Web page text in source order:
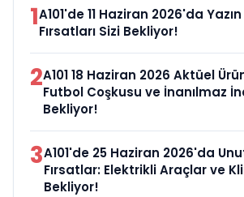
1A101'de 11 Haziran 2026'da
Fırsatları Sizi Bekliyor!
2A101 18 Haziran 2026 Aktüel
Futbol Coşkusu ve İnanılmaz
Bekliyor!
3A101'de 25 Haziran 2026'da
Fırsatlar: Elektrikli Araçlar ve
Bekliyor!